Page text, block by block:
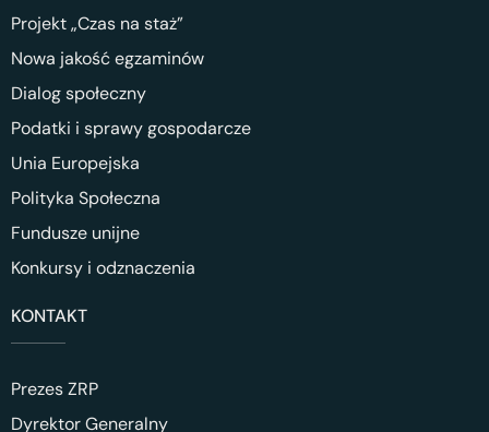
Projekt „Czas na staż”
Nowa jakość egzaminów
Dialog społeczny
Podatki i sprawy gospodarcze
Unia Europejska
Polityka Społeczna
Fundusze unijne
Konkursy i odznaczenia
KONTAKT
Prezes ZRP
Dyrektor Generalny